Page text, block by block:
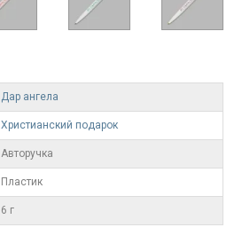
Дар ангела
Христианский подарок
Авторучка
Пластик
6 г